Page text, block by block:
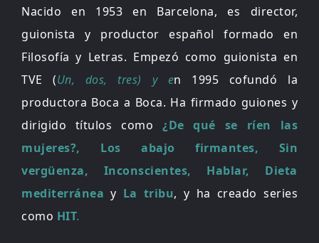
Nacido en 1953 en Barcelona, es director,
guionista y productor español formado en
Filosofía y Letras. Empezó como guionista en
TVE (Un, dos, tres) y en 1995 cofundó la
productora Boca a Boca. Ha firmado guiones y
dirigido títulos como¿De qué se ríen las
mujeres?, Los abajo firmantes, Sin
vergüenza, Inconscientes, Hablar, Dieta
mediterránea y La tribu, y ha creado series
como HIT.